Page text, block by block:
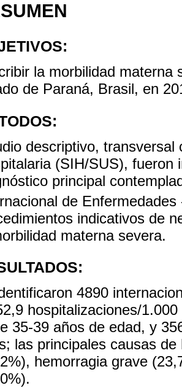
la morbilidad materna
de Paraná, Brasil, en
descriptivo,
(SIH/SUS), fueron
principal
de Enfermedades
indicativos de
materna severa.
4890
hospitalizaciones/
35-39 años de edad, y
las principales causas
hemorragia grave